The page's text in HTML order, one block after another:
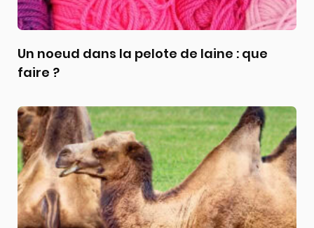
Un noeud dans la pelote de laine : que
faire ?